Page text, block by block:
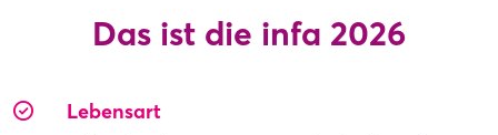
Das ist die infa 2026
Lebensart